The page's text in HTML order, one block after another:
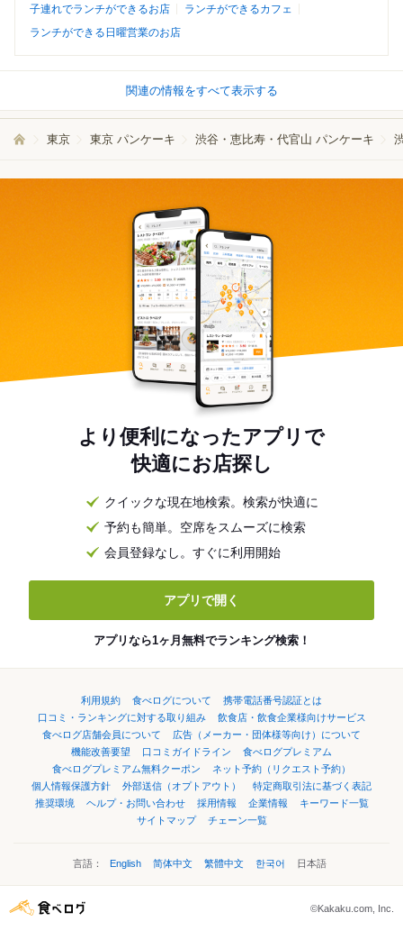
子連れでランチができるお店
ランチができるカフェ
ランチができる日曜営業のお店
関連の情報をすべて表示する
東京 東京 パンケーキ 渋谷・恵比寿・代官山 パンケーキ
より便利になったアプリで
快適にお店探し
クイックな現在地検索。検索が快適に
予約も簡単。空席をスムーズに検索
会員登録なし。すぐに利用開始
アプリで開く
アプリなら1ヶ月無料でランキング検索！
利用規約 食べログについて
携帯電話番号認証とは
口コミ・ランキングに対する取り組み
飲食店・飲食企業様向けサービス
食べログ店舗会員について
広告（メーカー・団体様等向け）について
機能改善要望
口コミガイドライン
食べログプレミアム
食べログプレミアム無料クーポン
ネット予約（リクエスト予約）
個人情報保護方針
外部送信（オプトアウト）
特定商取引法に基づく表記
推奨環境
ヘルプ・お問い合わせ 採用情報 企業情報
キーワード一覧
サイトマップ
チェーン一覧
言語： English 简体中文 繁體中文 한국어 日本語
©Kakaku.com, Inc.